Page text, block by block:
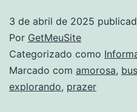
3 de abril de 2025
Por GetMeuSite
Categorizado como
Marcado com amorosa,
explorando, prazer